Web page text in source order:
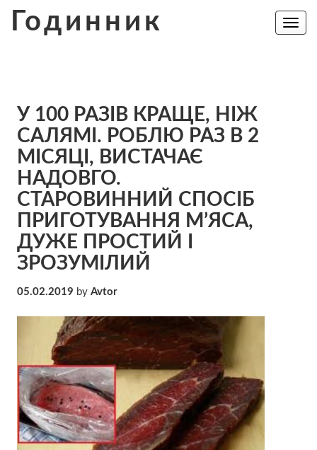
Годинник
Toggle
У 100 РАЗІВ КРАЩЕ, НІЖ
САЛЯМІ. РОБЛЮ РАЗ В 2
МІСЯЦІ, ВИСТАЧАЄ
НАДОВГО.
СТАРОВИННИЙ СПОСІБ
ПРИГОТУВАННЯ М’ЯСА,
ДУЖЕ ПРОСТИЙ І
ЗРОЗУМІЛИЙ
05.02.2019 by Avtor